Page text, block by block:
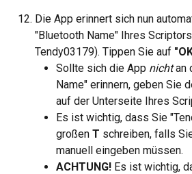
Die App erinnert sich nun
"Bluetooth Name" Ihres
Tendy03179). Tippen Sie auf
Sollte sich die App nicht an
Name" erinnern, geben Sie
auf der Unterseite Ihres
Es ist wichtig, dass Sie
großen T schreiben, falls
manuell eingeben müssen.
ACHTUNG! Es ist wichtig,